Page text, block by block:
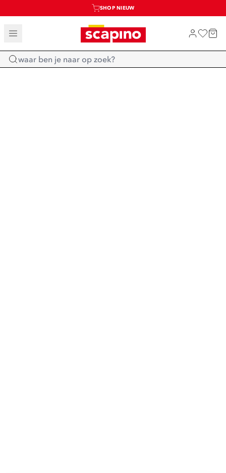
TOT 70% KORTING OP SALE
SALE: LAATSTE KANS!
SHOP NIEUW
Home